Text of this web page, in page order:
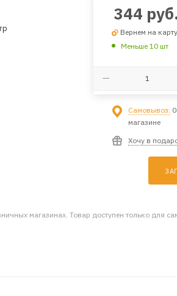
344 руб.
Вернем на
Меньше 10 шт
Самовывоз:
магазине
Хочу в
магазинах. Товар доступен только для